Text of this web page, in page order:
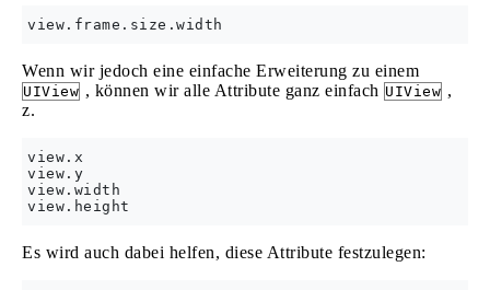
Wenn wir jedoch eine einfache Erweiterung zu einem
UIView , können wir alle Attribute ganz einfach UIView ,
z.
view.x
view.y
view.width
Es wird auch dabei helfen, diese Attribute festzulegen: